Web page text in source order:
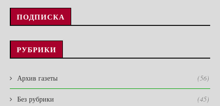
ПОДПИСКА
РУБРИКИ
Архив газеты (56)
Без рубрики (45)